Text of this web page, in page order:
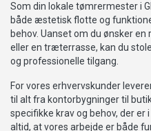
Som din lokale tømrermester i
både æstetisk flotte og
behov. Uanset om du ønsker
eller en træterrasse, kan du
og professionelle tilgang.
For vores erhvervskunder
til alt fra kontorbygninger til
specifikke krav og behov, der er
altid, at vores arbejde er både